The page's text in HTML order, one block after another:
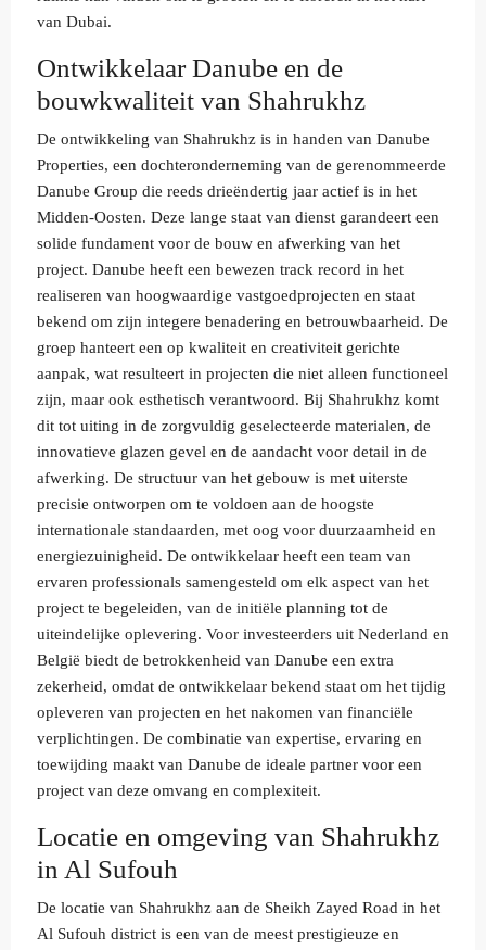
van Dubai.
Ontwikkelaar Danube en de
bouwkwaliteit van Shahrukhz
De ontwikkeling van Shahrukhz is in handen van Danube
Properties, een dochteronderneming van de gerenommeerde
Danube Group die reeds drieëndertig jaar actief is in het
Midden-Oosten. Deze lange staat van dienst garandeert een
solide fundament voor de bouw en afwerking van het
project. Danube heeft een bewezen track record in het
realiseren van hoogwaardige vastgoedprojecten en staat
bekend om zijn integere benadering en betrouwbaarheid. De
groep hanteert een op kwaliteit en creativiteit gerichte
aanpak, wat resulteert in projecten die niet alleen functioneel
zijn, maar ook esthetisch verantwoord. Bij Shahrukhz komt
dit tot uiting in de zorgvuldig geselecteerde materialen, de
innovatieve glazen gevel en de aandacht voor detail in de
afwerking. De structuur van het gebouw is met uiterste
precisie ontworpen om te voldoen aan de hoogste
internationale standaarden, met oog voor duurzaamheid en
energiezuinigheid. De ontwikkelaar heeft een team van
ervaren professionals samengesteld om elk aspect van het
project te begeleiden, van de initiële planning tot de
uiteindelijke oplevering. Voor investeerders uit Nederland en
België biedt de betrokkenheid van Danube een extra
zekerheid, omdat de ontwikkelaar bekend staat om het tijdig
opleveren van projecten en het nakomen van financiële
verplichtingen. De combinatie van expertise, ervaring en
toewijding maakt van Danube de ideale partner voor een
project van deze omvang en complexiteit.
Locatie en omgeving van Shahrukhz
in Al Sufouh
De locatie van Shahrukhz aan de Sheikh Zayed Road in het
Al Sufouh district is een van de meest prestigieuze en